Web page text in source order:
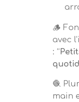
🪵
avec
: “
🧶
main